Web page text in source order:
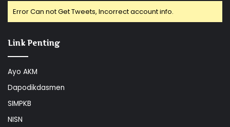
Error Can not Get Tweets, Incorrect account info.
Link Penting
Ayo AKM
Dapodikdasmen
SIMPKB
NISN